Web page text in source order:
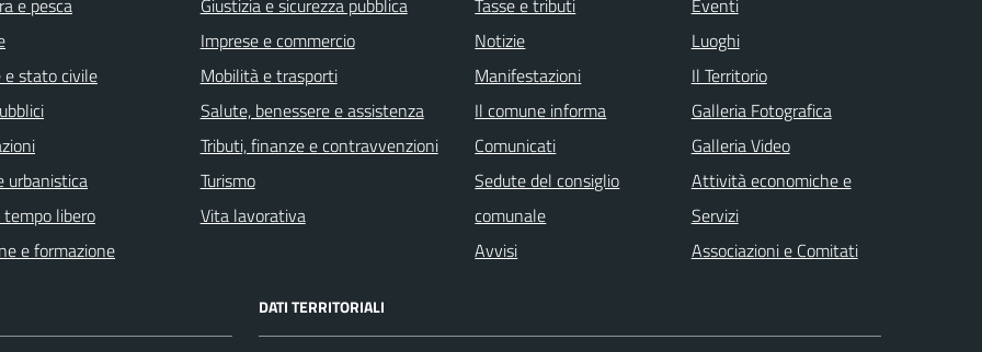
e stato civile
urbanistica
libero
e formazione
Imprese e commercio
Mobilità e trasporti
Salute, benessere e assistenza
Tributi, finanze e contravvenzioni
Turismo
Vita lavorativa
Notizie
Manifestazioni
Il comune informa
Comunicati
Sedute del consiglio
comunale
Avvisi
Luoghi
Il Territorio
Galleria Fotografica
Galleria Video
Attività economiche e
Servizi
Associazioni e Comitati
DATI TERRITORIALI